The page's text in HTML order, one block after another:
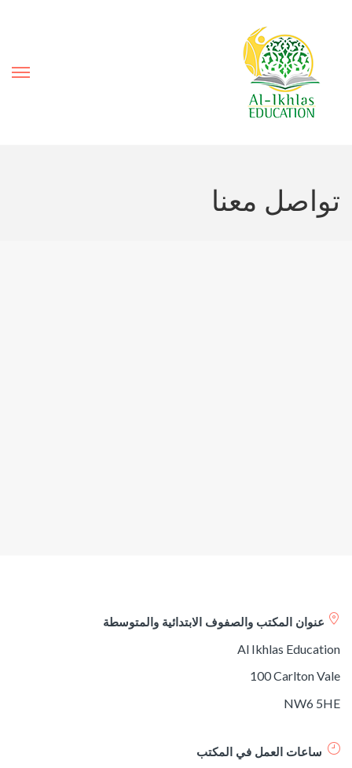
تواصل معنا
عنوان المكتب والصفوف الابتدائية والمتوسطة
Al Ikhlas Education
100 Carlton Vale
NW6 5HE
ساعات العمل في المكتب